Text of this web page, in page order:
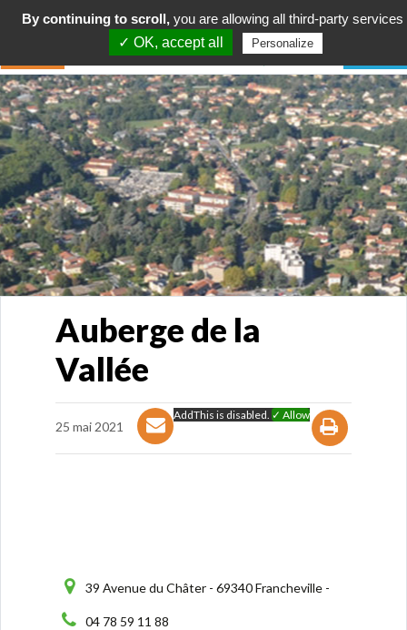
Auberge de la
Vallée
25 mai 2021
AddThis is disabled. ✓ Allow
39 Avenue du Châter - 69340 Francheville -
04 78 59 11 88
By continuing to scroll, you are allowing all third-party services
✓ OK, accept all
Personalize